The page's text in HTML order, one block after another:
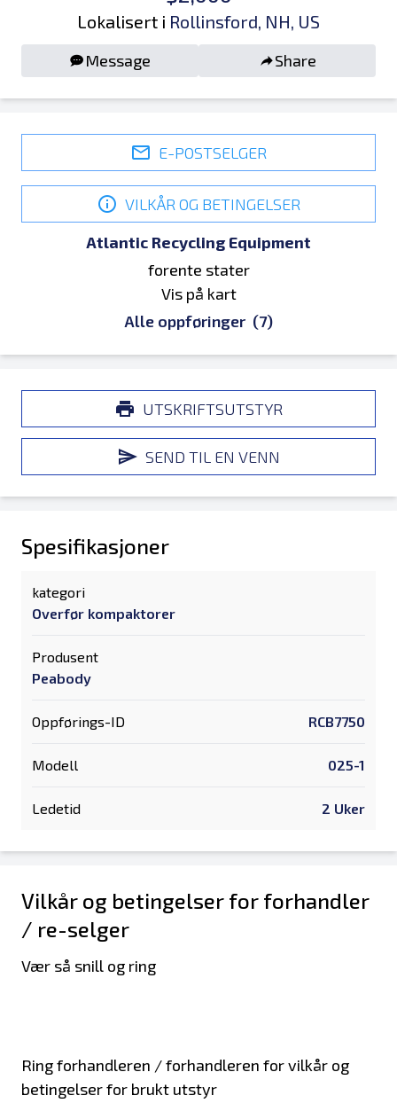
Lokalisert i Rollinsford, NH, US
Message Share
E-POSTSELGER
VILKÅR OG BETINGELSER
Atlantic Recycling Equipment
forente stater
Vis på kart
Alle oppføringer (7)
UTSKRIFTSUTSTYR
SEND TIL EN VENN
Spesifikasjoner
kategori
Overfør kompaktorer
Produsent
Peabody
Oppførings-ID RCB7750
Modell 025-1
Ledetid 2 Uker
Vilkår og betingelser for forhandler
/ re-selger
Vær så snill og ring
Ring forhandleren / forhandleren for vilkår og
betingelser for brukt utstyr